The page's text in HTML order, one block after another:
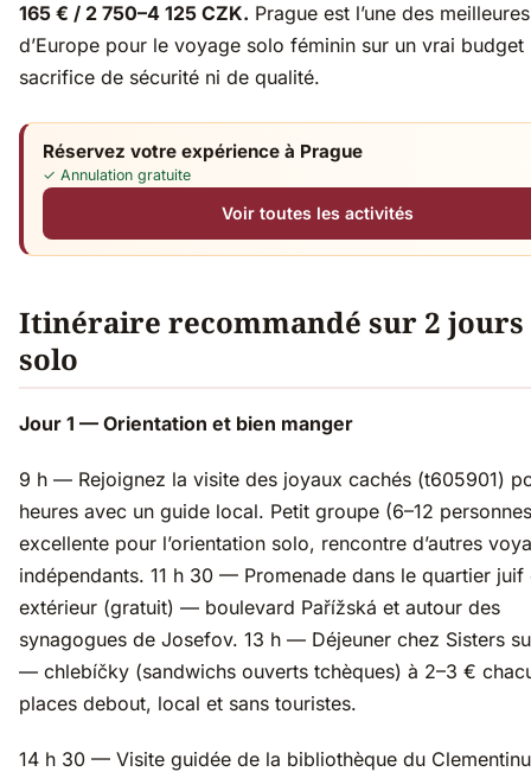
165 € / 2 750–4 125 CZK. Prague est l’une des
d’Europe pour le voyage solo féminin sur un vrai budget
sacrifice de sécurité ni de qualité.
Réservez votre expérience à Prague
✓ Annulation gratuite
Voir toutes les activités
Itinéraire recommandé sur 2 jours
solo
Jour 1 — Orientation et bien manger
9 h — Rejoignez la visite des joyaux cachés (t605901)
heures avec un guide local. Petit groupe (6–12
excellente pour l’orientation solo, rencontre d’autres
indépendants. 11 h 30 — Promenade dans le quartier juif
extérieur (gratuit) — boulevard Pařížská et autour des
synagogues de Josefov. 13 h — Déjeuner chez Sisters
— chlebíčky (sandwichs ouverts tchèques) à 2–3 €
places debout, local et sans touristes.
14 h 30 — Visite guidée de la bibliothèque du